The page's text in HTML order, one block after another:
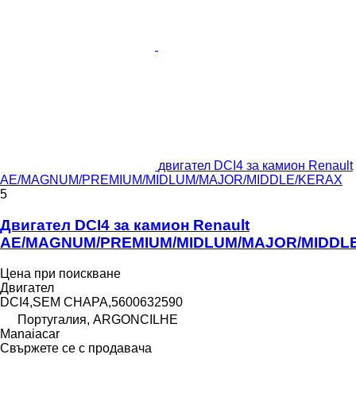
двигател DCI4 за камион Renault
AE/MAGNUM/PREMIUM/MIDLUM/MAJOR/MIDDLE/KERAX
5
Двигател DCI4 за камион Renault
AE/MAGNUM/PREMIUM/MIDLUM/MAJOR/
Цена при поискване
Двигател
DCI4,SEM CHAPA,5600632590
Португалия, ARGONCILHE
Manaiacar
Свържете се с продавача